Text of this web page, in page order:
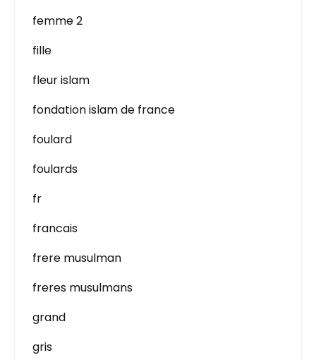
femme 2
fille
fleur islam
fondation islam de france
foulard
foulards
fr
francais
frere musulman
freres musulmans
grand
gris